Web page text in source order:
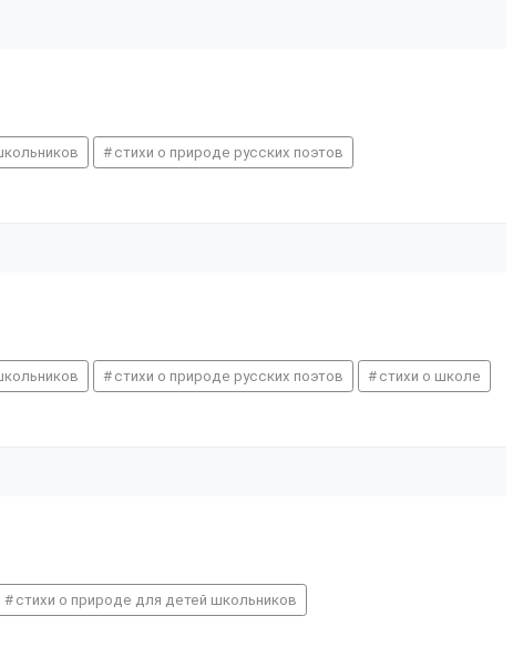
стихи о природе русских поэтов
стихи о природе русских поэтов стихи о школе
стихи о природе для детей школьников